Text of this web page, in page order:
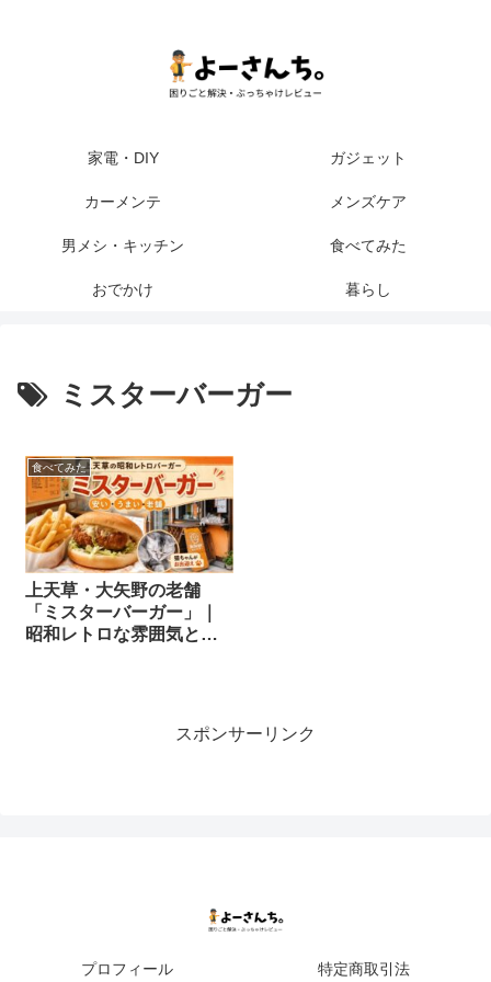
家電・DIY ガジェット
カーメンテ メンズケア
男メシ・キッチン 食べてみた
おでかけ 暮らし
ミスターバーガー
食べてみた
上天草・大矢野の老舗
「ミスターバーガー」｜
昭和レトロな雰囲気と安
スポンサーリンク
プロフィール 特定商取引法